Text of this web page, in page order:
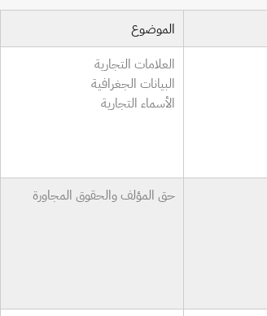
الموضوع
العلامات التجارية
البيانات الجغرافية
الأسماء التجارية
حق المؤلف والحقوق المجاورة